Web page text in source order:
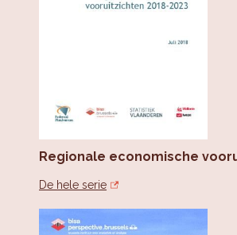
Regionale economische
De hele serie